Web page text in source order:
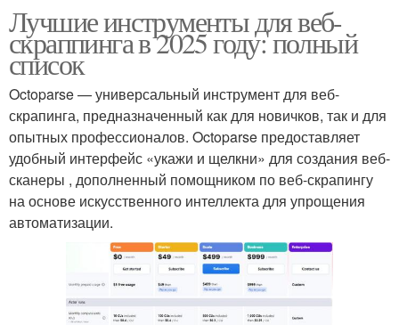
Лучшие инструменты для веб-
скраппинга в 2025 году: полный
список
Octoparse — универсальный инструмент для веб-
скрапинга, предназначенный как для новичков, так и для
опытных профессионалов. Octoparse предоставляет
удобный интерфейс «укажи и щелкни» для создания веб-
сканеры , дополненный помощником по веб-скрапингу
на основе искусственного интеллекта для упрощения
автоматизации.